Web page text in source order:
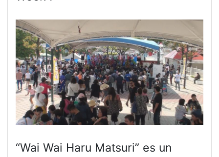
“Wai Wai Haru Matsuri” es un